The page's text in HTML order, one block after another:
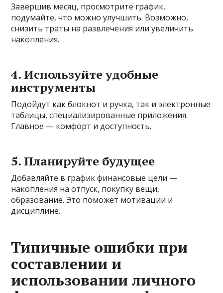
Завершив месяц, просмотрите график,
подумайте, что можно улучшить. Возможно,
снизить траты на развлечения или увеличить
накопления.
4. Используйте удобные
инструменты
Подойдут как блокнот и ручка, так и электронные
таблицы, специализированные приложения.
Главное — комфорт и доступность.
5. Планируйте будущее
Добавляйте в график финансовые цели —
накопления на отпуск, покупку вещи,
образование. Это поможет мотивации и
дисциплине.
Типичные ошибки при
составлении и
использовании личного